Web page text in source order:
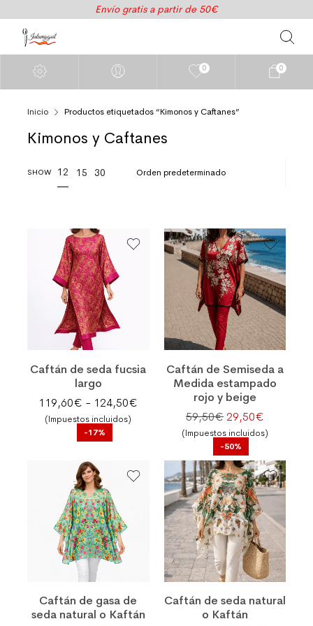
Envío gratis a partir de 50€
0 0
Inicio Productos etiquetados “Kimonos y Caftanes”
Kimonos y Caftanes
SHOW 12 15 30
Caftán de seda fucsia
largo
119,60€ - 124,50€ Rango de precios: desde
(Impuestos incluidos)
-17%
Caftán de Semiseda a
Medida estampado
rojo y beige
59,50€ El precio
29,50€El precio
(Impuestos incluidos)
-50%
Caftán de gasa de
seda natural o Kaftán
Caftán de seda natural
o Kaftán